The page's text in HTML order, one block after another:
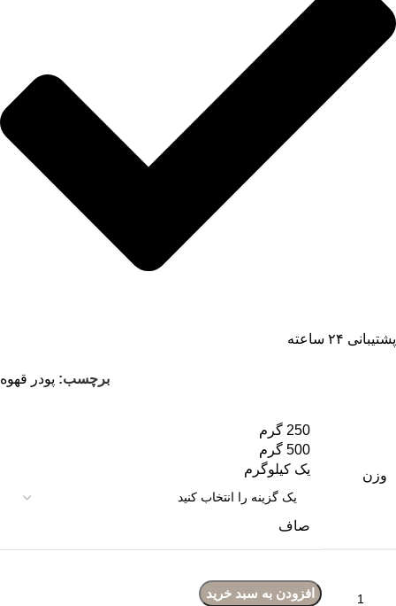
پشتیبانی ۲۴ ساعته
برچسب: پودر قهوه
وزن
250 گرم
500 گرم
یک کیلوگرم
صاف
افزودن به سبد خرید